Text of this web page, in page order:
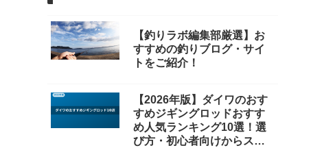
【釣りラボ編集部厳選】お
すすめの釣りブログ・サイ
トをご紹介！
【2026年版】ダイワのおす
すめジギングロッドおすす
め人気ランキング10選！選
び方・初心者向けからスロ